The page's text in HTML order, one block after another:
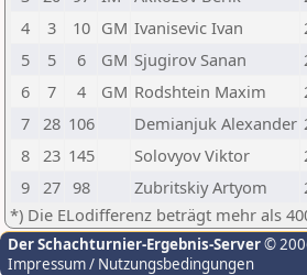
4
3 10 GM Ivanisevic Ivan
5
5 6 GM Sjugirov Sanan
6
7 4 GM Rodshtein Maxim
7
28 106 Demianjuk Alexander
8
23 145 Solovyov Viktor
9
27 98 Zubritskiy Artyom
*) Die ELodifferenz beträgt mehr als
Der Schachturnier-Ergebnis-Server©
Impressum / Nutzungsbedingungen